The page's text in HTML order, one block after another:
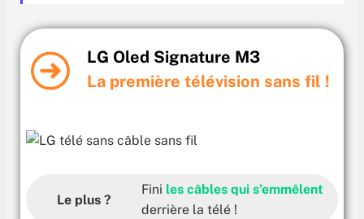
LG Oled Signature M3
La première télévision sans fil !
Le plus ?
Fini les câbles qui s’emmêlent
derrière la télé !